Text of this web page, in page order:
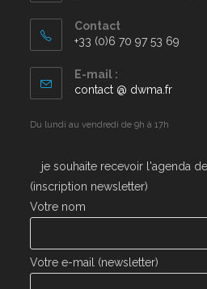
Contact
+33 (0)6 70 97 53 69
E-mail :
contact @ dwma.fr
Du lundi au vendredi de 9h à 17h
je souhaite recevoir l'agenda
(inscription newsletter)
Votre nom
Votre e-mail (newsletter)